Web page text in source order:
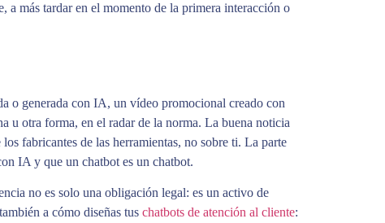
más tardar en el momento de la primera interacción o
o generada con IA, un vídeo promocional creado con
u otra forma, en el radar de la norma. La buena noticia
fabricantes de las herramientas, no sobre ti. La parte
IA y que un chatbot es un chatbot.
no es solo una obligación legal: es un activo de
a cómo diseñas tus chatbots de atención al cliente: